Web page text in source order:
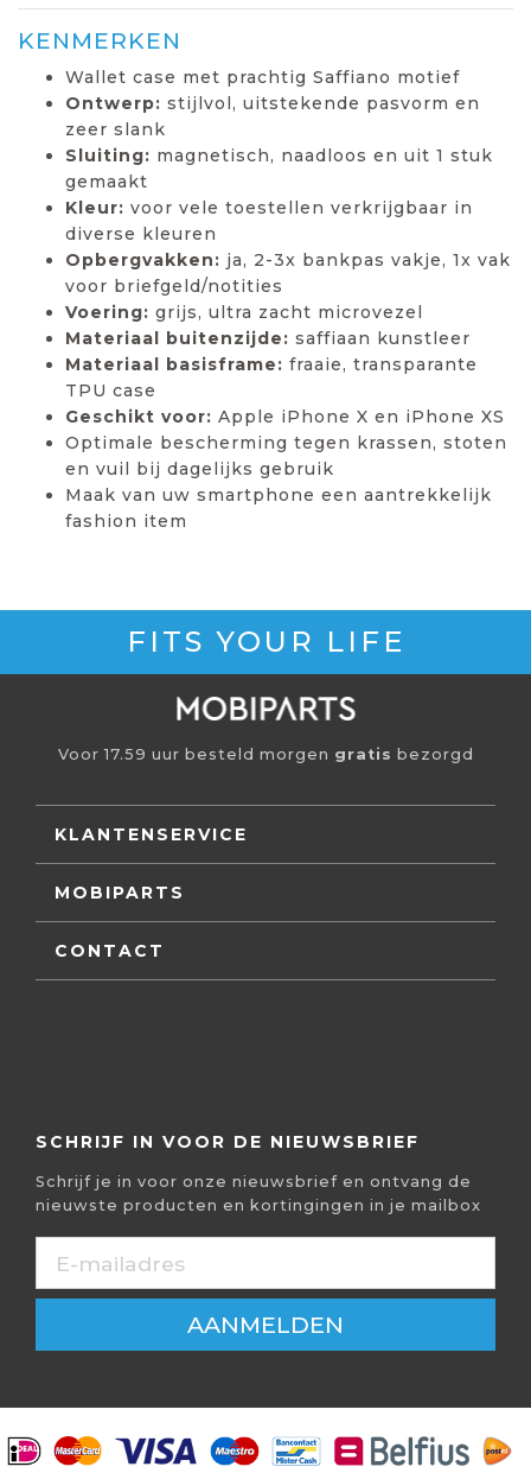
KENMERKEN
Wallet case met prachtig Saffiano motief
Ontwerp: stijlvol, uitstekende pasvorm en
zeer slank
Sluiting: magnetisch, naadloos en uit 1 stuk
gemaakt
Kleur: voor vele toestellen verkrijgbaar in
diverse kleuren
Opbergvakken: ja, 2-3x bankpas vakje, 1x vak
voor briefgeld/notities
Voering: grijs, ultra zacht microvezel
Materiaal buitenzijde: saffiaan kunstleer
Materiaal basisframe: fraaie, transparante
TPU case
Geschikt voor: Apple iPhone X en iPhone XS
Optimale bescherming tegen krassen, stoten
en vuil bij dagelijks gebruik
Maak van uw smartphone een aantrekkelijk
fashion item
FITS YOUR LIFE
Voor 17.59 uur besteld morgen gratis bezorgd
KLANTENSERVICE
MOBIPARTS
CONTACT
SCHRIJF IN VOOR DE NIEUWSBRIEF
Schrijf je in voor onze nieuwsbrief en ontvang de
nieuwste producten en kortingingen in je mailbox
AANMELDEN